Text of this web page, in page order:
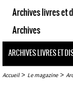
Archives livres et
Archives
ARCHIVES LIVRES ET
Accueil> Le magazine>